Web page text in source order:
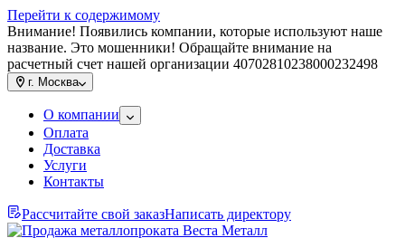
Перейти к содержимому
Внимание! Появились компании, которые используют наше
название. Это мошенники! Обращайте внимание на
расчетный счет нашей организации 40702810238000232498
г. Москва
О компании
Оплата
Доставка
Услуги
Контакты
Рассчитайте свой заказНаписать директору